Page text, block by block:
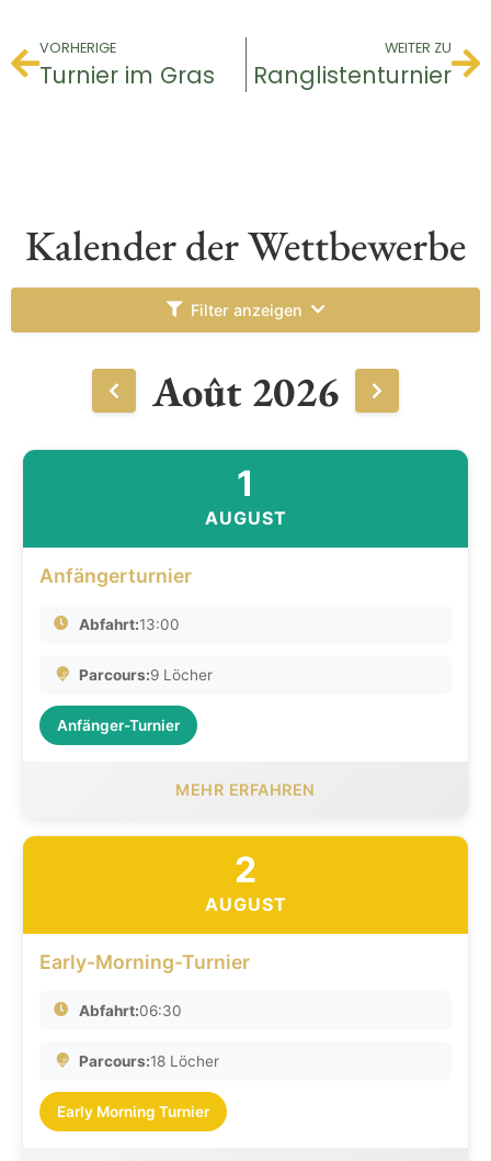
VORHERIGE
Turnier im Gras
WEITER ZU
Ranglistenturnier
Kalender der Wettbewerbe
Filter anzeigen
Août 2026
1
AUGUST
Anfängerturnier
Abfahrt:13:00
Parcours:9 Löcher
Anfänger-Turnier
MEHR ERFAHREN
2
AUGUST
Early-Morning-Turnier
Abfahrt:06:30
Parcours:18 Löcher
Early Morning Turnier